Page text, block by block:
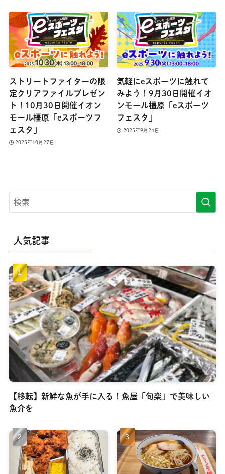
ストリートファイターの限
定クリアファイルプレゼン
ト！10月30日開催イオン
モール橿原「eスポーツフ
ェスタ」
2025年10月27日
気軽にeスポーツに触れて
みよう！9月30日開催イオ
ンモール橿原「eスポーツ
フェスタ」
2025年9月24日
人気記事
【移転】新鮮な魚が手に入る！魚屋「旬楽」で美味しい
魚介を